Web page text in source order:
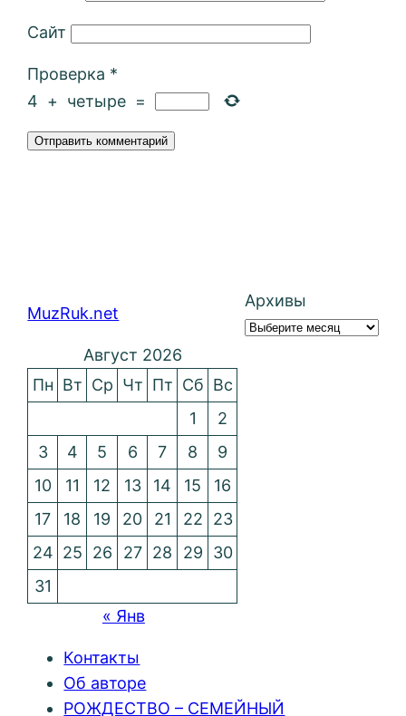
Сайт
Проверка *
4 + четыре =
MuzRuk.net
Архивы
Август 2026
Пн Вт Ср Чт Пт Сб Вс
1
2
3
4 5 6 7 8
9
10
11 12 13 14 15
16
17
18 19 20 21 22
23
24 25 26 27 28 29
30
31
« Янв
Контакты
Об авторе
РОЖДЕСТВО – СЕМЕЙНЫЙ